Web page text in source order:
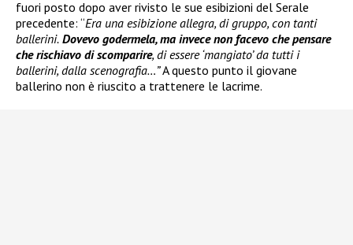
fuori posto dopo aver rivisto le sue esibizioni del Serale
precedente: “Era una esibizione allegra, di gruppo, con tanti
ballerini. Dovevo godermela, ma invece non facevo che pensare
che rischiavo di scomparire, di essere ‘mangiato’ da tutti i
ballerini, dalla scenografia…”A questo punto il giovane
ballerino non è riuscito a trattenere le lacrime.